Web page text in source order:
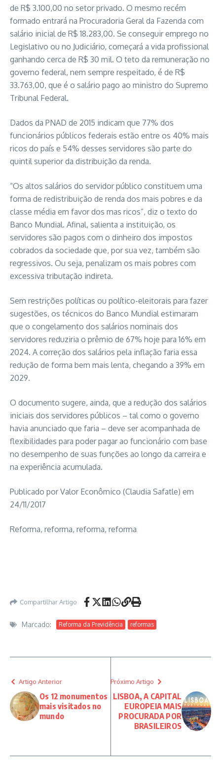
de R$ 3.100,00 no setor privado. O mesmo recém
formado entrará na Procuradoria Geral da Fazenda com
salário inicial de R$ 18.283,00. Se conseguir emprego no
Legislativo ou no Judiciário, começará a vida profissional
ganhando cerca de R$ 30 mil. O teto da remuneração no
governo federal, nem sempre respeitado, é de R$
33.763,00, que é o salário pago ao ministro do Supremo
Tribunal Federal.
Dados da PNAD de 2015 indicam que 77% dos
funcionários públicos federais estão entre os 40% mais
ricos do país e 54% desses servidores são parte do
quintil superior da distribuição da renda.
“Os altos salários do servidor público constituem uma
forma de redistribuição de renda dos mais pobres e da
classe média em favor dos mas ricos”, diz o texto do
Banco Mundial. Afinal, salienta a instituição, os
servidores são pagos com o dinheiro dos impostos
cobrados da sociedade que, por sua vez, também são
regressivos. Ou seja, penalizam os mais pobres com
excessiva tributação indireta.
Sem restrições políticas ou político-eleitorais para fazer
sugestões, os técnicos do Banco Mundial estimaram
que o congelamento dos salários nominais dos
servidores reduziria o prêmio de 67% hoje para 16% em
2024. A correção dos salários pela inflação faria essa
redução de forma bem mais lenta, chegando a 39% em
2029.
O documento sugere, ainda, que a redução dos salários
iniciais dos servidores públicos – tal como o governo
havia anunciado que faria – deve ser acompanhada de
flexibilidades para poder pagar ao funcionário com base
no desempenho de suas funções ao longo da carreira e
na experiência acumulada.
Publicado por Valor Econômico (Claudia Safatle) em
24/11/2017
Reforma, reforma, reforma, reforma
Compartilhar Artigo
Marcado: Reforma da Previdência reformas
Artigo Anterior
Os 12 monumentos
mais visitados no
mundo
Próximo Artigo
LISBOA, A CAPITAL
EUROPEIA MAIS
PROCURADA POR
BRASILEIROS